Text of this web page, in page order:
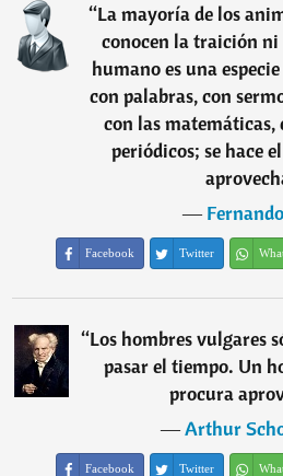
“La mayoría de los
conocen la traición
humano es una
con palabras, con
con las matemáticas,
periódicos; se hace
―
Facebook Twitter
“Los hombres vulgares
pasar el tiempo. Un
procura
―Arthur
Facebook Twitter